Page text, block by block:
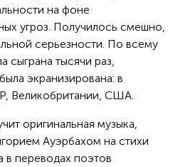
на фоне
угроз. Получилось смешно,
серьезности. По всему
сыграна тысячи раз,
экранизирована: в
Великобритании, США.
оригинальная музыка,
Ауэрбахом на стихи
в переводах поэтов